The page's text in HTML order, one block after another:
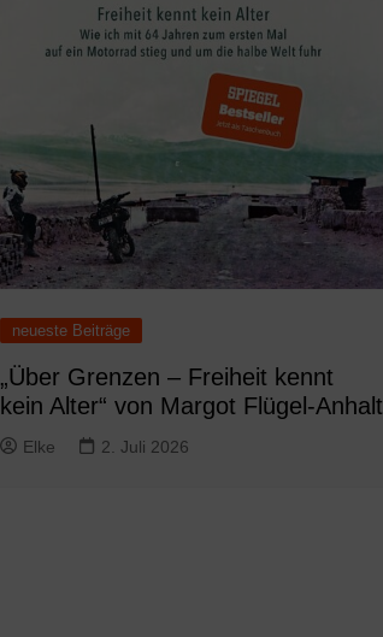
neueste Beiträge
„Über Grenzen – Freiheit kennt
kein Alter“ von Margot Flügel-Anhalt
Elke 2. Juli 2026